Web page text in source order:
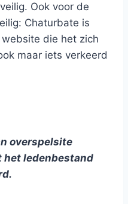
Ook voor de
Chaturbate is
die het zich
maar iets verkeerd
overspelsite
het ledenbestand